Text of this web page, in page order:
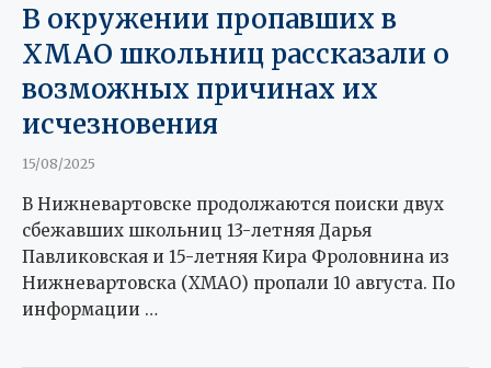
В окружении пропавших в
ХМАО школьниц рассказали о
возможных причинах их
исчезновения
15/08/2025
В Нижневартовске продолжаются поиски двух
сбежавших школьниц 13-летняя Дарья
Павликовская и 15-летняя Кира Фроловнина из
Нижневартовска (ХМАО) пропали 10 августа. По
информации …